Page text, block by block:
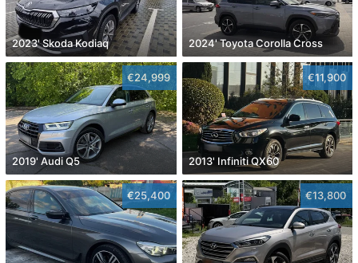
2023' Skoda Kodiaq 2024' Toyota Corolla Cross
€24,999
2019' Audi Q5
€11,900
2013' Infiniti QX60
€25,400 €13,800